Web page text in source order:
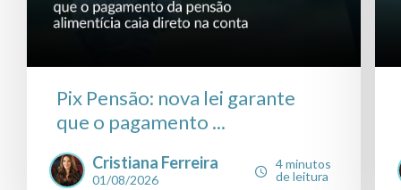
Pix Pensão: nova lei garante
que o pagamento ...
Cristiana Ferreira
01/08/2026
4 minutos
de leitura